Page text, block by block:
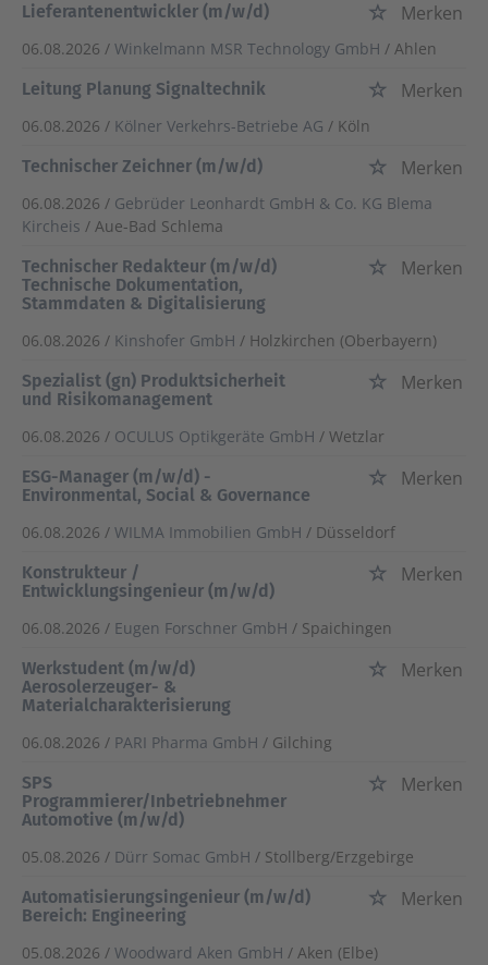
Lieferantenentwickler (m/w/d)
Merken
06.08.2026 / Winkelmann MSR Technology GmbH / Ahlen
Leitung Planung Signaltechnik
Merken
06.08.2026 / Kölner Verkehrs-Betriebe AG / Köln
Technischer Zeichner (m/w/d)
Merken
06.08.2026 / Gebrüder Leonhardt GmbH & Co. KG Blema
Kircheis / Aue-Bad Schlema
Technischer Redakteur (m/w/d)
Technische Dokumentation,
Stammdaten & Digitalisierung
Merken
06.08.2026 / Kinshofer GmbH / Holzkirchen (Oberbayern)
Spezialist (gn) Produktsicherheit
und Risikomanagement
Merken
06.08.2026 / OCULUS Optikgeräte GmbH / Wetzlar
ESG-Manager (m/w/d) -
Environmental, Social & Governance
Merken
06.08.2026 / WILMA Immobilien GmbH / Düsseldorf
Konstrukteur /
Entwicklungsingenieur (m/w/d)
Merken
06.08.2026 / Eugen Forschner GmbH / Spaichingen
Werkstudent (m/w/d)
Aerosolerzeuger- &
Materialcharakterisierung
Merken
06.08.2026 / PARI Pharma GmbH / Gilching
SPS
Programmierer/Inbetriebnehmer
Automotive (m/w/d)
Merken
05.08.2026 / Dürr Somac GmbH / Stollberg/Erzgebirge
Automatisierungsingenieur (m/w/d)
Bereich: Engineering
Merken
05.08.2026 / Woodward Aken GmbH / Aken (Elbe)